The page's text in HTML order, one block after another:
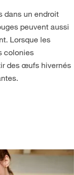
dans un endroit
peuvent aussi
Lorsque les
colonies
des œufs hivernés